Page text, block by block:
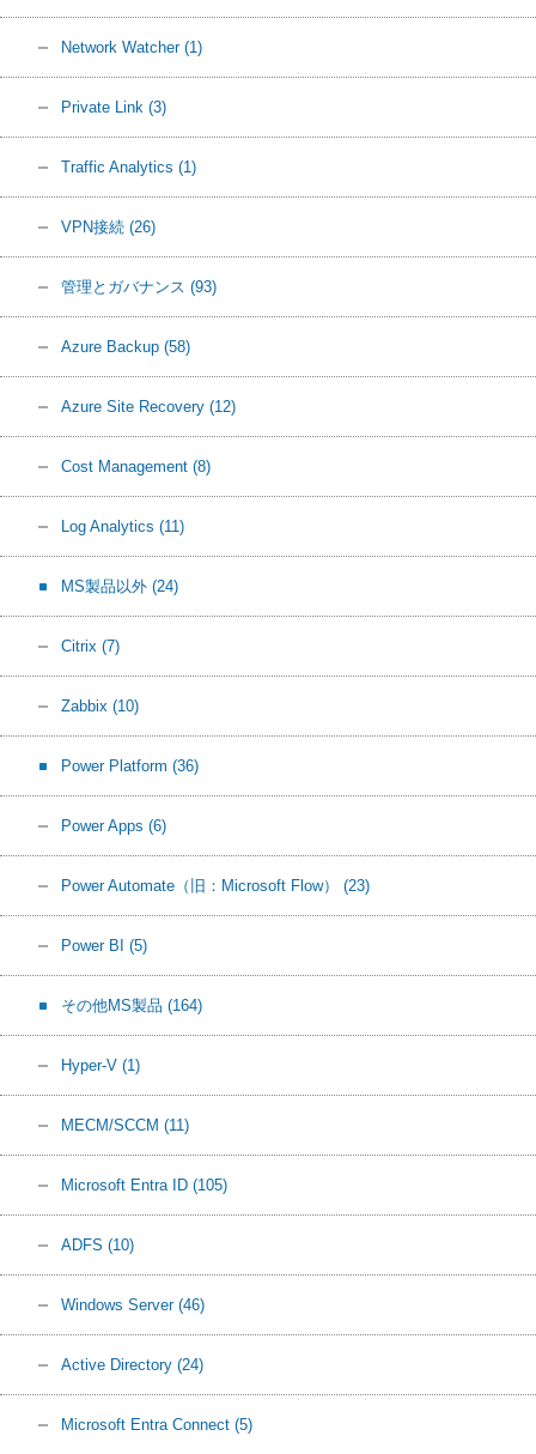
Network Watcher (1)
Private Link (3)
Traffic Analytics (1)
VPN接続 (26)
管理とガバナンス (93)
Azure Backup (58)
Azure Site Recovery (12)
Cost Management (8)
Log Analytics (11)
MS製品以外 (24)
Citrix (7)
Zabbix (10)
Power Platform (36)
Power Apps (6)
Power Automate（旧：Microsoft Flow） (23)
Power BI (5)
その他MS製品 (164)
Hyper-V (1)
MECM/SCCM (11)
Microsoft Entra ID (105)
ADFS (10)
Windows Server (46)
Active Directory (24)
Microsoft Entra Connect (5)